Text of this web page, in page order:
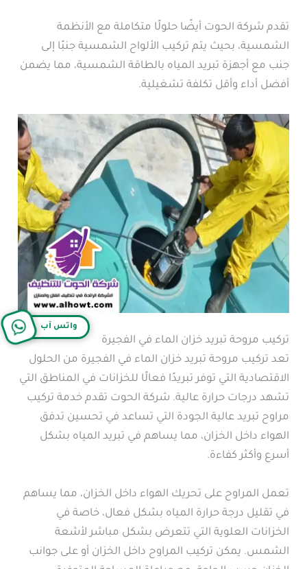
تقدم شركة الحوت أيضًا حلولًا متكاملة مع الأنظمة
الشمسية، بحيث يتم تركيب الألواح الشمسية جنبًا إلى
جنب مع أجهزة تبريد المياه بالطاقة الشمسية، مما يضمن
أفضل أداء وأقل تكلفة تشغيلية.
تركيب مروحة تبريد خزان الماء في الفجيرة
تعد تركيب مروحة تبريد خزان الماء في الفجيرة من الحلول
الاقتصادية التي توفر تبريدًا فعالًا للخزانات في المناطق التي
تشهد درجات حرارة عالية. شركة الحوت تقدم خدمة تركيب
مراوح تبريد عالية الجودة التي تساعد في تحسين تدفق
الهواء داخل الخزان، مما يساهم في تبريد المياه بشكل
أسرع وأكثر كفاءة.
تعمل المراوح على تحريك الهواء داخل الخزان، مما يساهم
في تقليل درجة حرارة المياه بشكل فعال، خاصة في
الخزانات العلوية التي تتعرض بشكل مباشر لأشعة
الشمس. يمكن تركيب المراوح داخل الخزان أو على جوانب
واتس آب